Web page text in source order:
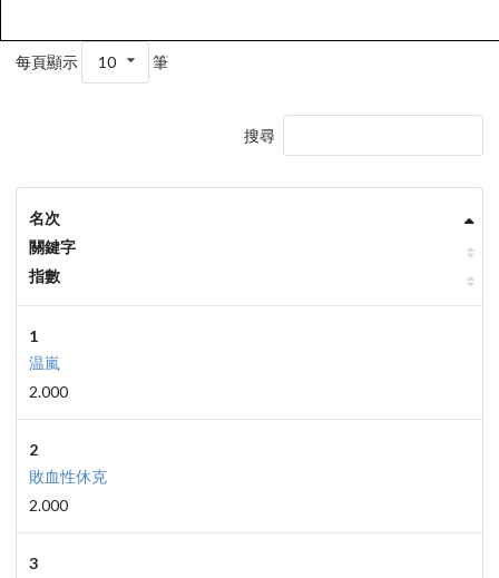
每頁顯示 10 筆
搜尋
名次
關鍵字
指數
1
温嵐
2.000
2
敗血性休克
2.000
3